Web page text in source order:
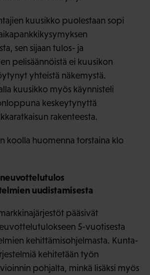
kuusikko puolestaan sopi
sen sijaan tulos- ja
pelisäännöistä ei kuusikon
yhteistä näkemystä.
kuusikko myös käynnisteli
keskeytynyttä
rakenteesta.
koolla huomenna torstaina klo
uudistamisesta
pääsivät
5-vuotisesta
kehittämisohjelmasta. Kunta-
kehitetään työn
pohjalta, minkä lisäksi myös